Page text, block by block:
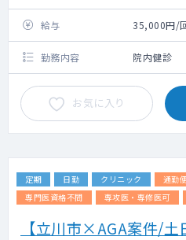
給与 35,000円/
勤務内容 院内健診
お気に入り
定期 日勤 クリニック 通勤
専門医資格不問
専攻医・専修医可
【立川市×AGA案件/